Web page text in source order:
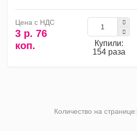
Цена с НДС
3 р. 76
коп.
Купили:
154 раза
Количество на странице: